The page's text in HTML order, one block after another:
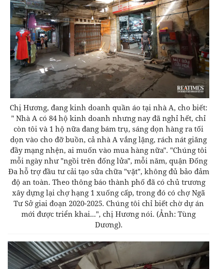
Chị Hương, đang kinh doanh quần áo tại nhà A, cho biết:
" Nhà A có 84 hộ kinh doanh nhưng nay đã nghỉ hết, chỉ
còn tôi và 1 hộ nữa đang bám trụ, sáng dọn hàng ra tối
dọn vào cho đỡ buồn, cả nhà A vắng lặng, rách nát giăng
đầy mạng nhện, ai muốn vào mua hàng nữa". "Chúng tôi
mỗi ngày như "ngồi trên đống lửa", mỗi năm, quận Đống
Đa hỗ trợ đầu tư cải tạo sửa chữa "vặt", không đủ bảo đảm
độ an toàn. Theo thông báo thành phố đã có chủ trương
xây dựng lại chợ hạng 1 xuống cấp, trong đó có chợ Ngã
Tư Sở giai đoạn 2020-2025. Chúng tôi chỉ biết chờ dự án
mới được triển khai...", chị Hương nói. (Ảnh: Tùng
Dương).